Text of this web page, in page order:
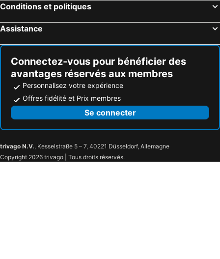
Conditions et politiques
Assistance
Connectez-vous pour bénéficier des
avantages réservés aux membres
Personnalisez votre expérience
Offres fidélité et Prix membres
Se connecter
trivago N.V., Kesselstraße 5 – 7, 40221 Düsseldorf, Allemagne
Copyright 2026 trivago | Tous droits réservés.